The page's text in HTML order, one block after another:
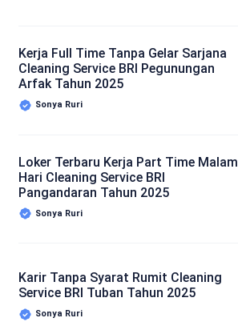
Kerja Full Time Tanpa Gelar Sarjana
Cleaning Service BRI Pegunungan
Arfak Tahun 2025
Sonya Ruri
Loker Terbaru Kerja Part Time Malam
Hari Cleaning Service BRI
Pangandaran Tahun 2025
Sonya Ruri
Karir Tanpa Syarat Rumit Cleaning
Service BRI Tuban Tahun 2025
Sonya Ruri